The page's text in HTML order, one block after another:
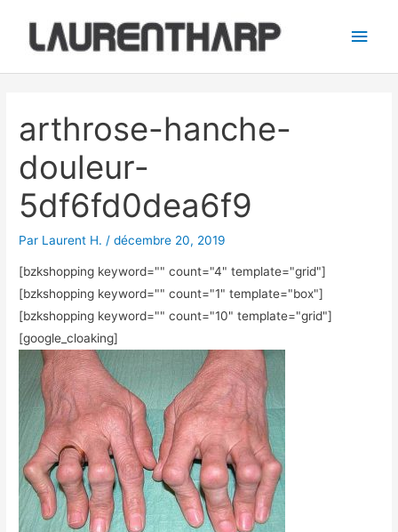
contenu
arthrose-hanche-
douleur-
5df6fd0dea6f9
Par Laurent H. /décembre 20, 2019
[bzkshopping keyword="" count="4" template="grid"]
[bzkshopping keyword="" count="1" template="box"]
[bzkshopping keyword="" count="10" template="grid"]
[google_cloaking]
articles